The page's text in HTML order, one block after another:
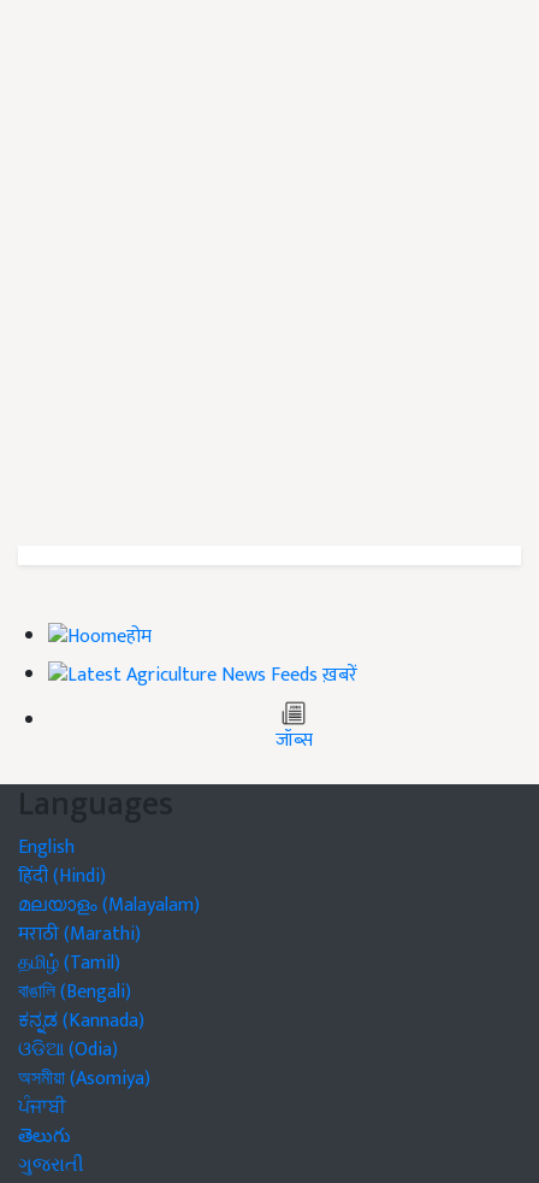
होम
ख़बरें
जॉब्स
Languages
English
हिंदी (Hindi)
മലയാളം (Malayalam)
मराठी (Marathi)
தமிழ் (Tamil)
বাঙালি (Bengali)
ಕನ್ನಡ (Kannada)
ଓଡିଆ (Odia)
অসমীয়া (Asomiya)
ਪੰਜਾਬੀ
తెలుగు
ગુજરાતી